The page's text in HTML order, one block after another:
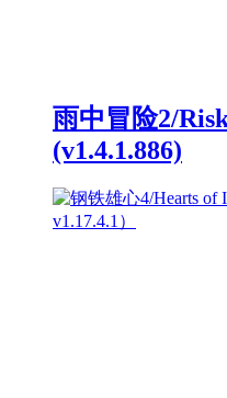
雨中冒险2/
(v1.4.1.886)